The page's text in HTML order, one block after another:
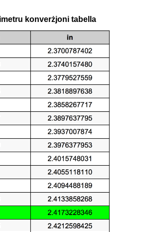
konverżjoni tabella